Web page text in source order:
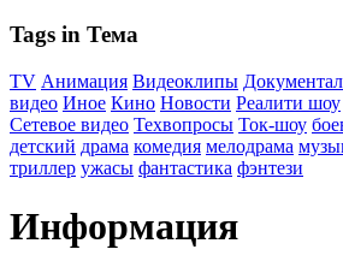
Tags in Тема
TV Анимация Видеоклипы
видео Иное Кино Новости Реалити шоу
Сетевое видео Техвопросы Ток-шоу
детский драма комедия мелодрама
триллер ужасы фантастика фэнтези
Информация